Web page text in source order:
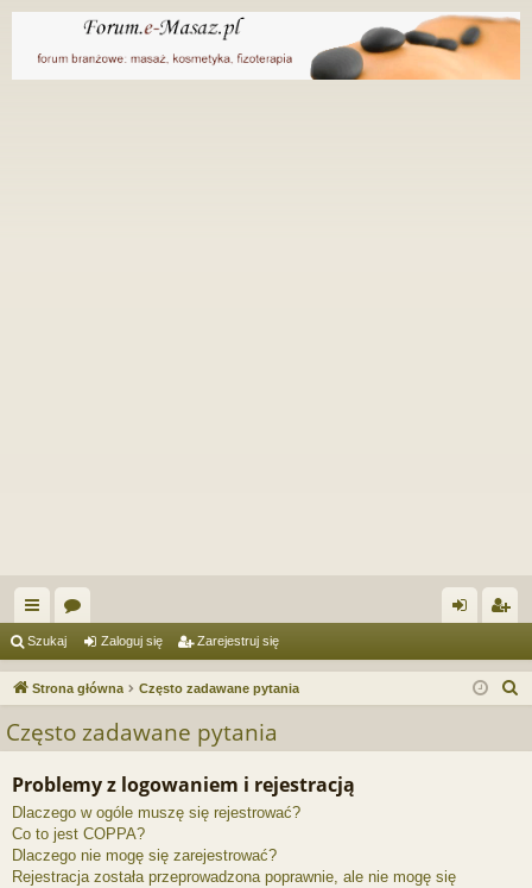
ię
ce
…
or
a og
si
ej
tru
Szukaj Zaloguj się Zarejestruj się
Strona główna Często zadawane pytania
Często zadawane pytania
Problemy z logowaniem i rejestracją
Dlaczego w ogóle muszę się rejestrować?
Co to jest COPPA?
Dlaczego nie mogę się zarejestrować?
Rejestracja została przeprowadzona poprawnie, ale nie mogę się